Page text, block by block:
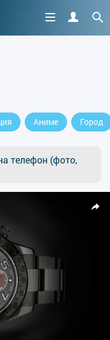
Аниме Город
телефон (фото,